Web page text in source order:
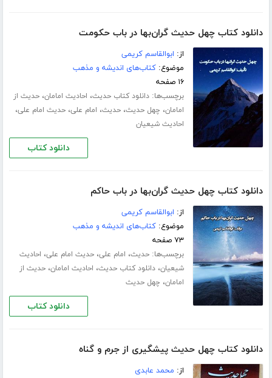
دانلود کتاب چهل حدیث گران‌بها در باب حکومت
از: ابوالقاسم کریمی
موضوع:کتاب‌های اندیشه و مذهب
۱۶ صفحه
برچسب‌ها:دانلود کتاب حدیث، احادیث امامان،حدیث از
امامان، چهل حدیث،حدیث، امام علی،حدیث امام علی،
احادیث شیعیان
دانلود کتاب
دانلود کتاب چهل حدیث گران‌بها در باب حاکم
از: ابوالقاسم کریمی
موضوع:کتاب‌های اندیشه و مذهب
۷۳ صفحه
برچسب‌ها:حدیث، امام علی،حدیث امام علی، احادیث
شیعیان،دانلود کتاب حدیث، احادیث امامان،حدیث از
امامان، چهل حدیث
دانلود کتاب
دانلود کتاب چهل حدیث پیشگیری از جرم و گناه
از: محمد عابدی